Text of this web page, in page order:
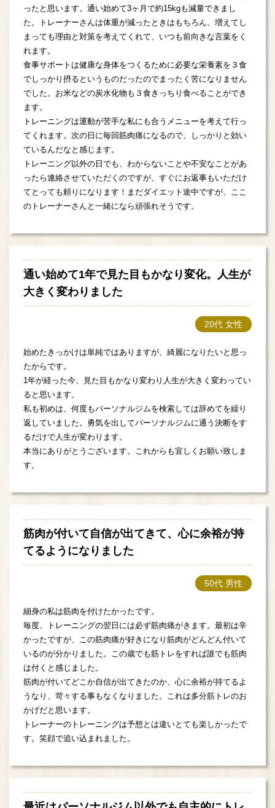
ったと思います。通い始めて3ヶ月で約15kgも減量できまし
た。トレーナーさんは体重が減ったときはもちろん、増えてし
まっても理由と対策を考えてくれて、いつも前向きな言葉をく
れます。
食事サポートは健康な身体をつくるために必要な栄養素を３食
でしっかり摂るというものだったのでまったく苦になりません
でした。お米などの炭水化物も３食きっちり食べることができ
ます。
トレーニングは運動が苦手な私にも合うメニューを考えて行っ
てくれます。次の日に毎回筋肉痛になるので、しっかりと効い
ているんだなと感じます。
トレーニング以外の日でも、わからないことや不安なことがあ
ったら連絡させていただくのですが、すぐにお返事もいただけ
てとっても頼りになります！まだダイエット途中ですが、ここ
のトレーナーさんと一緒になら頑張れそうです。
通い始めて1年で見た目もかなり変化。人生が
大きく変わりました
20代 女性
始めたきっかけは単純ではありますが、綺麗になりたいと思っ
たからです。
1年が経った今、見た目もかなり変わり人生が大きく変わってい
ると思います。
私も初めは、何度もパーソナルジムを検索しては辞めてを繰り
返していました。勇気を出してパーソナルジムに通う決断をす
るだけで人生が変わります。
本当にありがとうございます。これからも宜しくお願い致しま
す。
筋肉が付いて自信が出てきて、心に余裕が持
てるようになりました
50代 男性
細身の私は筋肉を付けたかったです。
毎度、トレーニングの翌日には必ず筋肉痛がきます。最初は辛
かったですが、この筋肉痛が好きになり筋肉がどんどん付いて
いるのが分かりました。この歳でも筋トレをすれば誰でも筋肉
は付くと感じました。
筋肉が付いてどこか自信が出てきたのか、心に余裕が持てるよ
うなり、苛々する事もなくなりました。これは多分筋トレのお
かげだと思います。
トレーナーのトレーニングは予想とは違いとても楽しかったで
す。笑顔で追い込まれました。